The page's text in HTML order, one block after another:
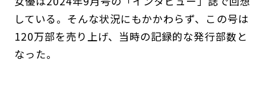
している。そんな状況にもかかわらず、この号は
120万部を売り上げ、当時の記録的な発行部数と
なった。